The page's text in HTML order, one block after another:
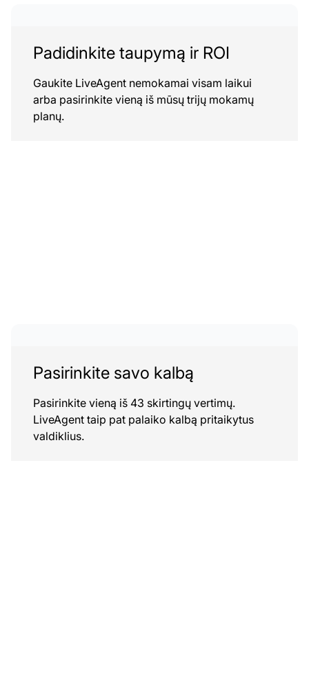
Padidinkite taupymą ir ROI
Gaukite LiveAgent nemokamai visam laikui
arba pasirinkite vieną iš mūsų trijų mokamų
planų.
Pasirinkite savo kalbą
Pasirinkite vieną iš 43 skirtingų vertimų.
LiveAgent taip pat palaiko kalbą pritaikytus
valdiklius.